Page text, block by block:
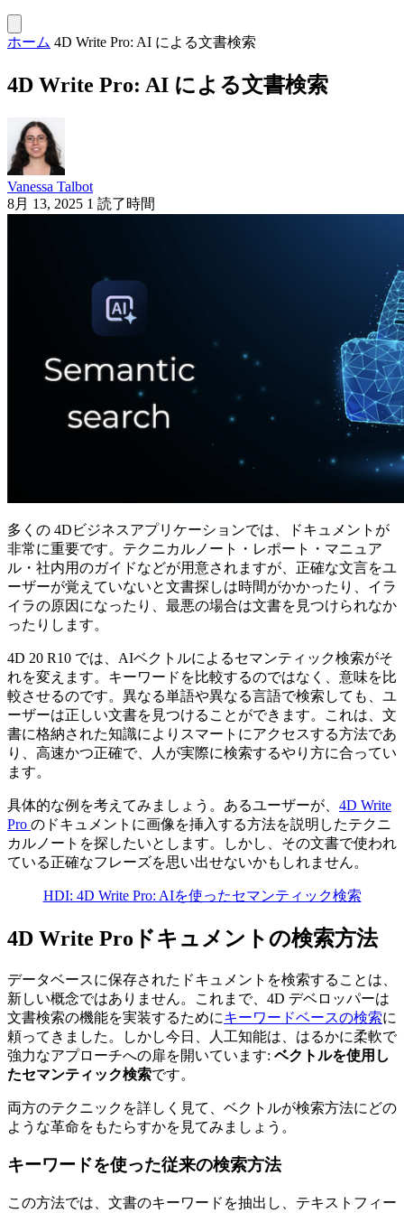
ホーム 4D Write Pro: AI による文書検索
4D Write Pro: AI による文書検索
Vanessa Talbot
8月 13, 2025 1 読了時間
多くの 4Dビジネスアプリケーションでは、ドキュメントが
非常に重要です。テクニカルノート・レポート・マニュア
ル・社内用のガイドなどが用意されますが、正確な文言をユ
ーザーが覚えていないと文書探しは時間がかかったり、イラ
イラの原因になったり、最悪の場合は文書を見つけられなか
ったりします。
4D 20 R10 では、AIベクトルによるセマンティック検索がそ
れを変えます。キーワードを比較するのではなく、意味を比
較させるのです。異なる単語や異なる言語で検索しても、ユ
ーザーは正しい文書を見つけることができます。これは、文
書に格納された知識によりスマートにアクセスする方法であ
り、高速かつ正確で、人が実際に検索するやり方に合ってい
ます。
具体的な例を考えてみましょう。あるユーザーが、 4D Write
Pro のドキュメントに画像を挿入する方法を説明したテクニ
カルノートを探したいとします。しかし、その文書で使われ
ている正確なフレーズを思い出せないかもしれません。
HDI: 4D Write Pro: AIを使ったセマンティック検索
4D Write Proドキュメントの検索方法
データベースに保存されたドキュメントを検索することは、
新しい概念ではありません。これまで、4D デベロッパーは
文書検索の機能を実装するためにキーワードベースの検索に
頼ってきました。しかし今日、人工知能は、はるかに柔軟で
強力なアプローチへの扉を開いています: ベクトルを使用し
たセマンティック検索です。
両方のテクニックを詳しく見て、ベクトルが検索方法にどの
ような革命をもたらすかを見てみましょう。
キーワードを使った従来の検索方法
この方法では、文書のキーワードを抽出し、テキストフィー